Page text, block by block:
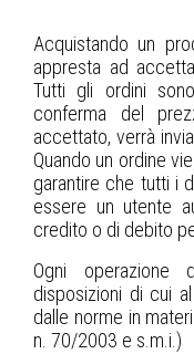
Acquistando un
appresta ad
Tutti gli ordini
conferma del
accettato, verrà
Quando un ordine
garantire che tutti i
essere un utente
credito o di debito
Ogni operazione
disposizioni di cui
dalle norme in
n. 70/2003 e s.m.i.)